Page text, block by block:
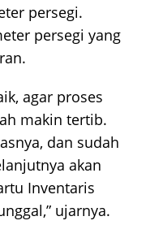
persegi.
persegi yang
agar proses
makin tertib.
dan sudah
akan
Inventaris
ujarnya.